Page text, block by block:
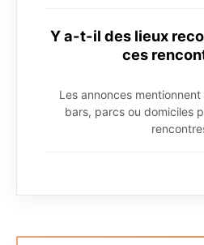
Y a-t-il des lieux
ces
Les annonces
bars, parcs ou domiciles